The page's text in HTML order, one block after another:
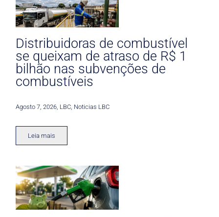
Distribuidoras de combustível
se queixam de atraso de R$ 1
bilhão nas subvenções de
combustíveis
Agosto 7, 2026 LBC Noticias LBC
Leia mais